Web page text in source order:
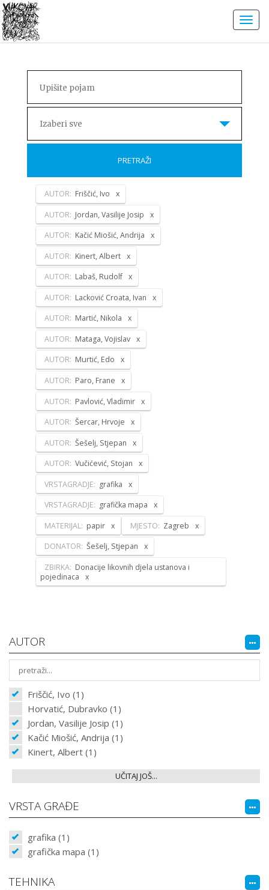
Izaberi sve
PRETRAŽI
AUTOR: Friščić, Ivo
AUTOR: Jordan, Vasilije Josip
AUTOR: Kačić Miošić, Andrija
AUTOR: Kinert, Albert
AUTOR: Labaš, Rudolf
AUTOR: Lacković Croata, Ivan
AUTOR: Martić, Nikola
AUTOR: Mataga, Vojislav
AUTOR: Murtić, Edo
AUTOR: Paro, Frane
AUTOR: Pavlović, Vladimir
AUTOR: Šercar, Hrvoje
AUTOR: Šešelj, Stjepan
AUTOR: Vučićević, Stojan
VRSTAGRADJE: grafika
VRSTAGRADJE: grafička mapa
MATERIJAL: papir MJESTO: Zagreb
DONATOR: Šešelj, Stjepan
ZBIRKA: Donacije likovnih djela ustanova i
pojedinaca
AUTOR
Friščić, Ivo (1)
Horvatić, Dubravko (1)
Jordan, Vasilije Josip (1)
Kačić Miošić, Andrija (1)
Kinert, Albert (1)
UČITAJ JOŠ...
VRSTA GRAĐE
grafika (1)
grafička mapa (1)
TEHNIKA